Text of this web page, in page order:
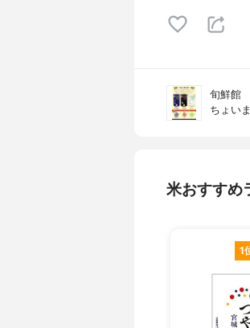
旬鮮館
ちょい
米おすすめ
1